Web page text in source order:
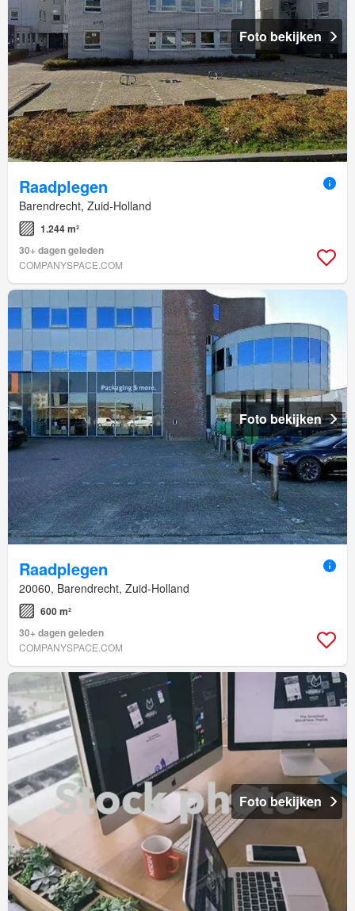
Foto bekijken
Raadplegen
Barendrecht, Zuid-Holland
1.244 m²
30+ dagen geleden
COMPANYSPACE.COM
Foto bekijken
Raadplegen
20060, Barendrecht, Zuid-Holland
600 m²
30+ dagen geleden
COMPANYSPACE.COM
Foto bekijken